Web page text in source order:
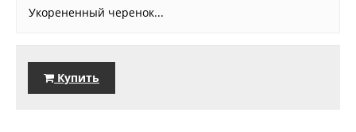
Укорененный черенок...
Купить